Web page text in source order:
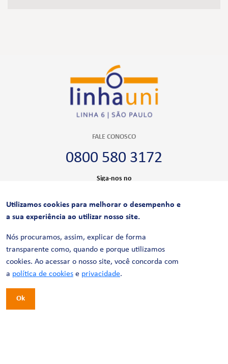
FALE CONOSCO
0800 580 3172
Siga-nos no
CERTIFICAÇÕES
Utilizamos cookies para melhorar o desempenho e
a sua experiência ao utilizar nosso site.
Nós procuramos, assim, explicar de forma
transparente como, quando e porque utilizamos
cookies. Ao acessar o nosso site, você concorda com
a política de cookies e privacidade.
Ok